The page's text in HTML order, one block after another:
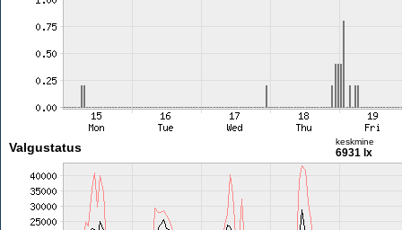
Valgustatus keskmine
6931 lx